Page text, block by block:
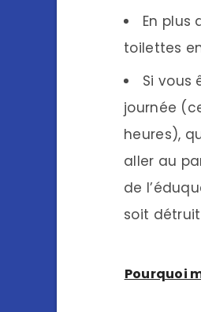
En plus
toilettes
Si vous
journée
heures),
aller au
de
soit
Pourquoi